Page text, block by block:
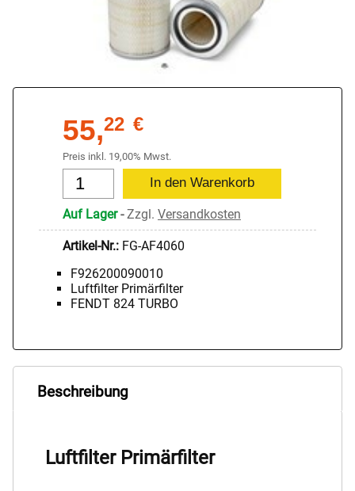
55,22 €
Preis inkl. 19,00% Mwst.
Auf Lager-Zzgl. Versandkosten
Artikel-Nr.: FG-AF4060
F926200090010
Luftfilter Primärfilter
FENDT 824 TURBO
Beschreibung
Luftfilter Primärfilter